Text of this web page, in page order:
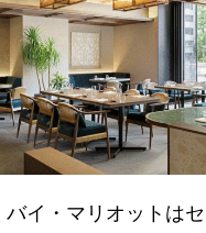
バイ・マリオットは